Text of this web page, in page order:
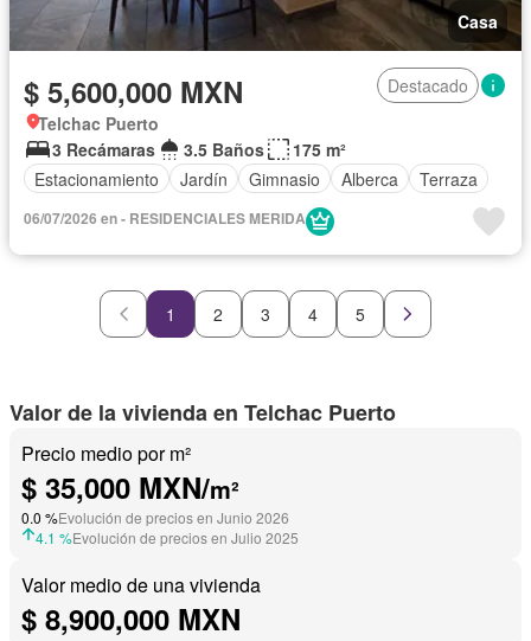
Casa
$ 5,600,000 MXN
Destacado
Telchac Puerto
3 Recámaras
3.5 Baños
175 m²
Estacionamiento
Jardín Gimnasio Alberca Terraza
06/07/2026 en - RESIDENCIALES MERIDA
1 2 3 4 5
Valor de la vivienda en Telchac Puerto
Precio medio por m²
$ 35,000 MXN/m²
0.0 %Evolución de precios en Junio 2026
4.1 %Evolución de precios en Julio 2025
Valor medio de una vivienda
$ 8,900,000 MXN